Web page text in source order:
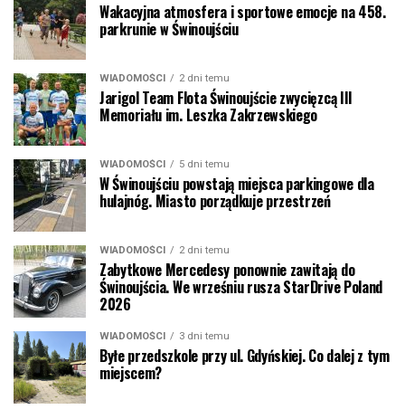
Wakacyjna atmosfera i sportowe emocje na 458.
parkrunie w Świnoujściu
WIADOMOŚCI 2 dni temu
Jarigol Team Flota Świnoujście zwycięzcą III
Memoriału im. Leszka Zakrzewskiego
WIADOMOŚCI 5 dni temu
W Świnoujściu powstają miejsca parkingowe dla
hulajnóg. Miasto porządkuje przestrzeń
WIADOMOŚCI 2 dni temu
Zabytkowe Mercedesy ponownie zawitają do
Świnoujścia. We wrześniu rusza StarDrive Poland
2026
WIADOMOŚCI 3 dni temu
Byłe przedszkole przy ul. Gdyńskiej. Co dalej z tym
miejscem?